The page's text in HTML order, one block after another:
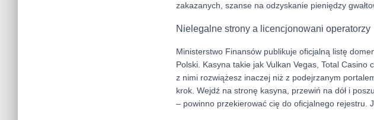
zakazanych, szanse na odzyskanie pieniędzy
Nielegalne strony a licencjonowani operatorzy
Ministerstwo Finansów publikuje oficjalną listę
Polski. Kasyna takie jak Vulkan Vegas, Total
z nimi rozwiążesz inaczej niż z podejrzanym
krok. Wejdź na stronę kasyna, przewiń na dół i
– powinno przekierować cię do oficjalnego rejestru.